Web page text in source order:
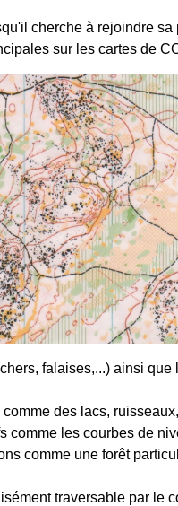
cherche à rejoindre
sur les cartes de
falaises,...) ainsi
des lacs,
comme les courbes de
comme une forêt
traversable par le